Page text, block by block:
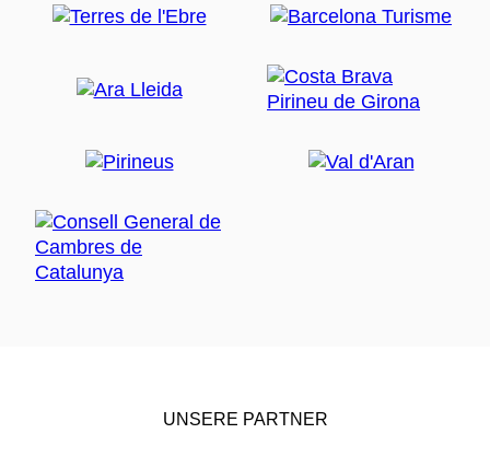
UNSERE PARTNER